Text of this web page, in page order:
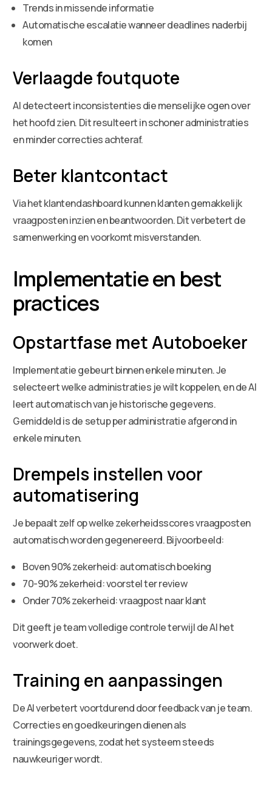
Trends in missende informatie
Automatische escalatie wanneer deadlines naderbij
komen
Verlaagde foutquote
AI detecteert inconsistenties die menselijke ogen over
het hoofd zien. Dit resulteert in schoner administraties
en minder correcties achteraf.
Beter klantcontact
Via het klantendashboard kunnen klanten gemakkelijk
vraagposten inzien en beantwoorden. Dit verbetert de
samenwerking en voorkomt misverstanden.
Implementatie en best
practices
Opstartfase met Autoboeker
Implementatie gebeurt binnen enkele minuten. Je
selecteert welke administraties je wilt koppelen, en de AI
leert automatisch van je historische gegevens.
Gemiddeld is de setup per administratie afgerond in
enkele minuten.
Drempels instellen voor
automatisering
Je bepaalt zelf op welke zekerheidsscores vraagposten
automatisch worden gegenereerd. Bijvoorbeeld:
Boven 90% zekerheid: automatisch boeking
70-90% zekerheid: voorstel ter review
Onder 70% zekerheid: vraagpost naar klant
Dit geeft je team volledige controle terwijl de AI het
voorwerk doet.
Training en aanpassingen
De AI verbetert voortdurend door feedback van je team.
Correcties en goedkeuringen dienen als
trainingsgegevens, zodat het systeem steeds
nauwkeuriger wordt.